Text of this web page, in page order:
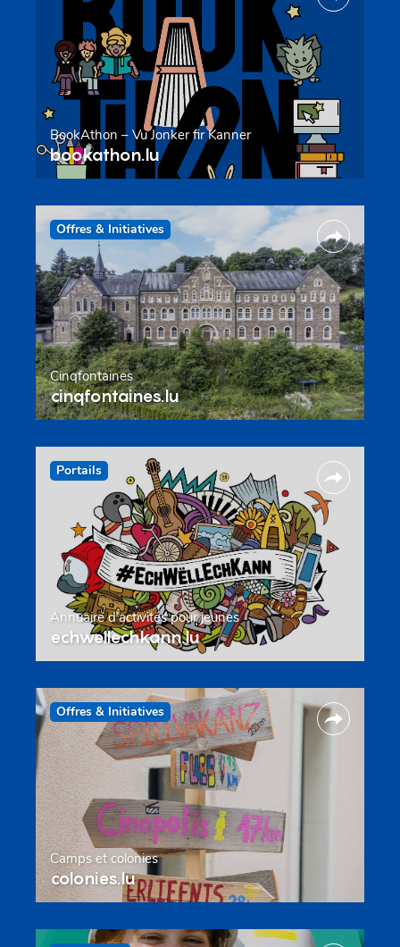
BookAthon – Vu Jonker fir Kanner
bookathon.lu
Offres & Initiatives
Cinqfontaines
cinqfontaines.lu
Portails
Annuaire d’activités pour jeunes
echwellechkann.lu
Offres & Initiatives
Camps et colonies
colonies.lu